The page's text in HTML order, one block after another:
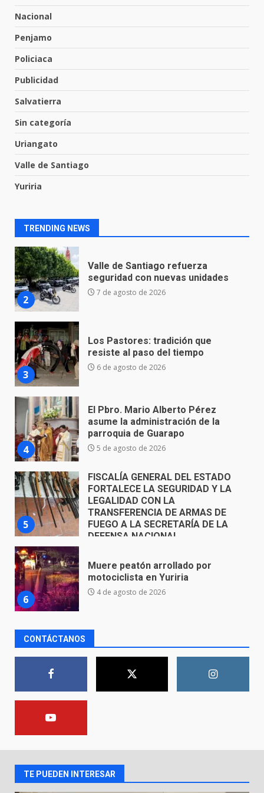
Nacional
Penjamo
Policiaca
Publicidad
Salvatierra
Sin categoría
Uriangato
Valle de Santiago
Yuriria
TRENDING NEWS
7
José Antonio Villanueva
1
2
7 de agosto de 2026
3
Los Pastores: tradición que
resiste al paso del tiempo
6 de agosto de 2026
4
El Pbro. Mario Alberto Pérez
asume la administración de la
parroquia de Guarapo
5 de agosto de 2026
5
FORTALECE LA SEGURIDAD Y LA
LEGALIDAD CON LA
TRANSFERENCIA DE ARMAS DE
FUEGO A LA SECRETARÍA DE LA
5 de agosto de 2026
6
Muere peatón arrollado por
motociclista en Yuriria
4 de agosto de 2026
7
Valle de Santiago despide a
José Antonio Villanueva
Cárdenas, “El Puma”
3 de agosto de 2026
7 de agosto de 2026
2
Los Pastores: tradición que
CONTÁCTANOS
TE PUEDEN INTERESAR